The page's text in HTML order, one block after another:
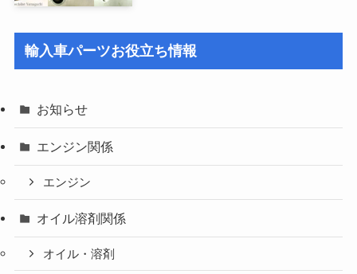
輸入車パーツお役立ち情報
お知らせ
エンジン関係
エンジン
オイル溶剤関係
オイル・溶剤